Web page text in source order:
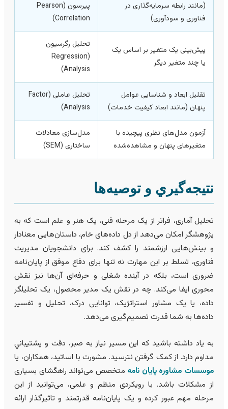
(مانند رابطه سرمایه‌گذاری در
فناوری و سودآوری)
پیرسون (Pearson
Correlation)
پیش‌بینی یک متغیر بر اساس یک
یا چند متغیر دیگر
تحلیل رگرسیون
(Regression
Analysis)
تقلیل ابعاد و شناسایی عوامل
پنهان (مانند ابعاد کیفیت خدمات)
تحلیل عاملی (Factor
Analysis)
آزمون مدل‌های نظری پیچیده با
متغیرهای پنهان و مشاهده‌شده
مدل‌سازی معادلات
ساختاری (SEM)
و توصیه‌ها
آماری، فراتر از یک مرحله فنی، یک هنر و علم است که به
امکان می‌دهد از دل داده‌های خام، داستان‌هایی معنادار
بینش‌هایی ارزشمند را کشف کند. برای دانشجویان مدیریت
تسلط بر این مهارت نه تنها برای دفاع موفق از پایان‌نامه
است، بلکه در آینده شغلی و حرفه‌ای آن‌ها نیز نقش
ایفا می‌کند. چه در نقش یک مدیر محصول، یک تحلیلگر
یا یک مشاور استراتژیک، توانایی درک، تحلیل و تفسیر
به شما قدرت تصمیم‌گیری می‌دهد.
یاد داشته باشید که این مسیر نیاز به صبر، دقت و پشتيباني
دارد. از کمک گرفتن نترسید. مشورت با اساتید، همکاران، یا
مشاوره پایان نامهمتخصص می‌تواند راهگشای بسیاری
مشکلات باشد. با رویکردی منظم و علمی، می‌توانید از این
مهم عبور کرده و یک پایان‌نامه قدرتمند و تاثیرگذار ارائه